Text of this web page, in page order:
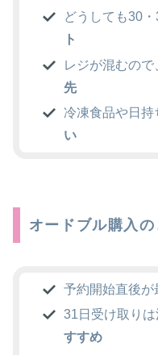
どうしても30
ト
レジが混むので
先
冷凍食品や日持
い
オードブル購入の
予約開始直後が
31日受け取り
すすめ